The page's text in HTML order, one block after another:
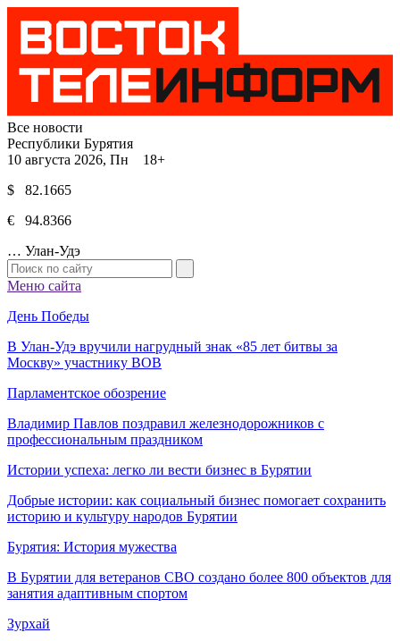
Все новости
Республики Бурятия
10 августа 2026, Пн 18+
$ 82.1665
€ 94.8366
… Улан-Удэ
Меню сайта
День Победы
В Улан-Удэ вручили нагрудный знак «85 лет битвы за
Москву» участнику ВОВ
Парламентское обозрение
Владимир Павлов поздравил железнодорожников с
профессиональным праздником
Истории успеха: легко ли вести бизнес в Бурятии
Добрые истории: как социальный бизнес помогает сохранить
историю и культуру народов Бурятии
Бурятия: История мужества
В Бурятии для ветеранов СВО создано более 800 объектов для
занятия адаптивным спортом
Зурхай